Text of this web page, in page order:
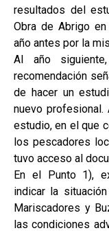
resultados del
Obra de Abrigo
año antes por la
Al año
recomendación
de hacer un
nuevo
estudio, en el que
los pescadores
tuvo acceso al
En el Punto 1),
indicar la
Mariscadores y
las condiciones